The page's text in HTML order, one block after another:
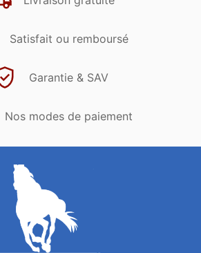
Satisfait ou remboursé
Garantie & SAV
Nos modes de paiement